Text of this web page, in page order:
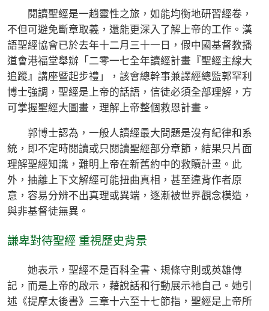
閱讀聖經是一趟靈性之旅，如能均衡地研習經卷，
不但可避免斷章取義，還能更深入了解上帝的工作。漢
語聖經協會已於去年十二月三十一日，假中國基督教播
道會港福堂舉辦「二零一七全年讀經計畫『聖經主線大
追蹤』講座暨起步禮」，該會總幹事兼譯經總監郭罕利
博士強調，聖經是上帝的話語，信徒必須全部理解，方
可掌握聖經大圖畫，理解上帝整個救恩計畫。
郭博士認為，一般人讀經最大問題是沒有紀律和系
統，即不定時閱讀或只閱讀聖經部分章節，結果只片面
理解聖經知識，難明上帝在新舊約中的救贖計畫。此
外，抽離上下文解經可能扭曲真相，甚至違背作者原
意，容易分辨不出真理或異端，逐漸被世界觀念模造，
與非基督徒無異。
謙卑對待聖經 重視歷史背景
她表示，聖經不是百科全書、規條守則或英雄傳
記，而是上帝的啟示，藉說話和行動展示衪自己。她引
述《提摩太後書》三章十六至十七節指，聖經是上帝所